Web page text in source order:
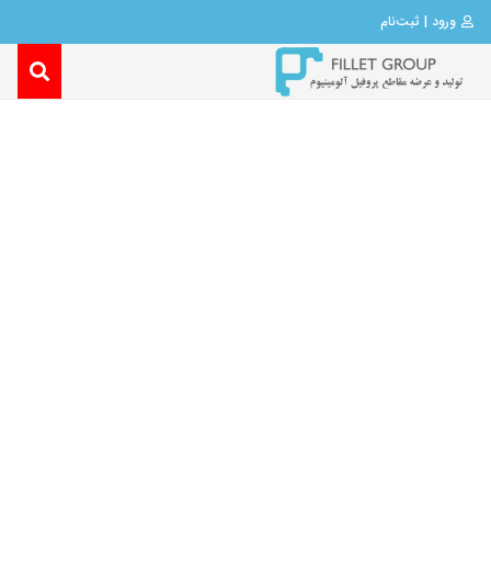
ورود | ثبت‌نام